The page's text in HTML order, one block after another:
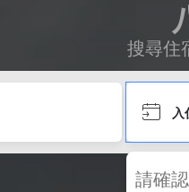
搜尋住
請確